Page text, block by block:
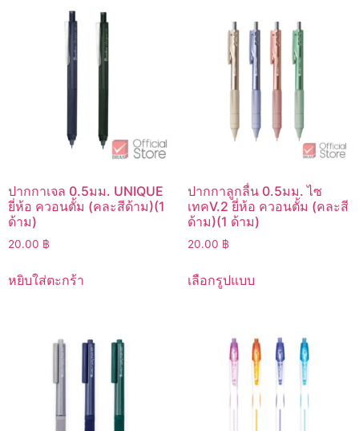
ปากกาเจล 0.5มม. UNIQUE
ยี่ห้อ ควอนตั้ม (คละสีด้าม)(1
ด้าม)
20.00 ฿
หยิบใส่ตะกร้า
ปากกาลูกลื่น 0.5มม. ไซ
เทคV.2 ยี่ห้อ ควอนตั้ม (คละสี
ด้าม)(1 ด้าม)
20.00 ฿
เลือกรูปแบบ